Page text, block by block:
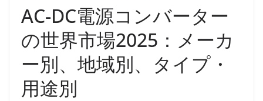
AC-DC電源コンバーター
の世界市場2025：メーカ
ー別、地域別、タイプ・
用途別